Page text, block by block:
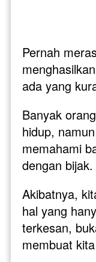
Pernah
ada yang
Banyak
hidup,
memahami
dengan bijak.
Akibatnya,
hal yang
terkesan,
membuat